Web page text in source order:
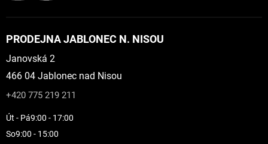
PRODEJNA JABLONEC N. NISOU
Janovská 2
466 04 Jablonec nad Nisou
+420 775 219 211
Út - Pá9:00 - 17:00
So9:00 - 15:00